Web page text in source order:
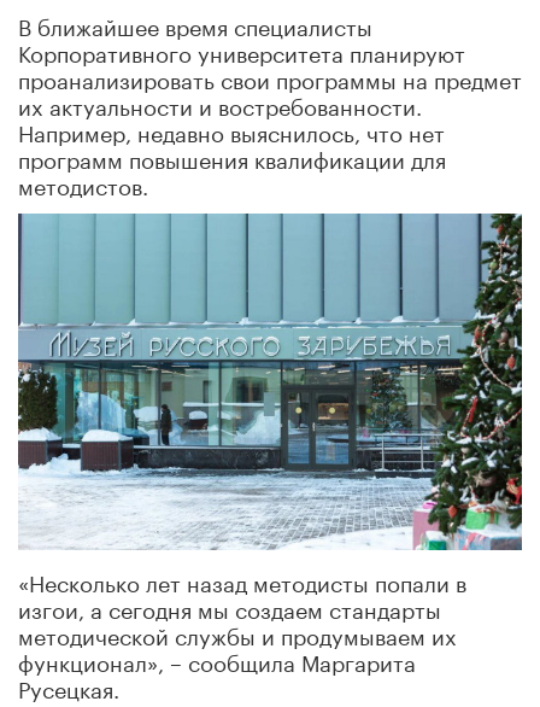
В ближайшее время специалисты
Корпоративного университета планируют
проанализировать свои программы на предмет
их актуальности и востребованности.
Например, недавно выяснилось, что нет
программ повышения квалификации для
методистов.
«Несколько лет назад методисты попали в
изгои, а сегодня мы создаем стандарты
методической службы и продумываем их
функционал», – сообщила Маргарита
Русецкая.